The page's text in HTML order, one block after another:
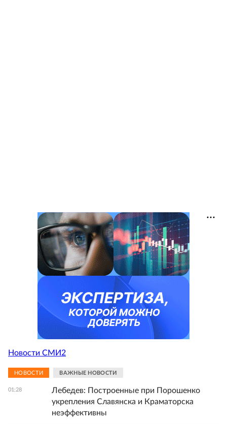
Новости СМИ2
НОВОСТИ ВАЖНЫЕ НОВОСТИ
01:28
Лебедев: Построенные при Порошенко
укрепления Славянска и Краматорска
неэффективны